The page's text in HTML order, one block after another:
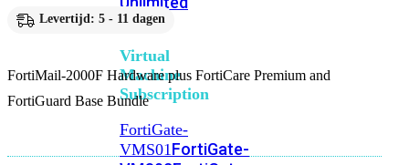
Virtual
Machine
Subscription
FortiGate-
VMS01FortiGate-
Levertijd: 5 - 11 dagen
FortiMail-2000F Hardware plus FortiCare Premium and
FortiGuard Base Bundle